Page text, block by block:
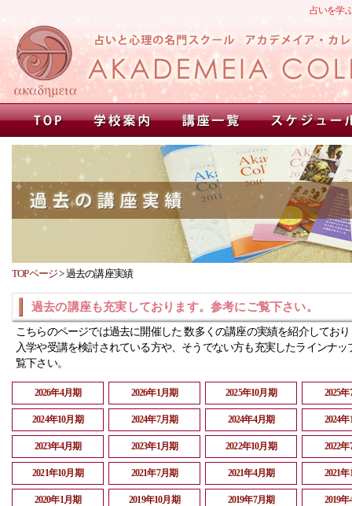
占いを学
TOPページ>過去の講座実績
過去の講座も充実しております。参考にご覧下さい。
こちらのページでは過去に開催した 数多くの講座の実績を紹介してお
入学や受講を検討されている方や、そうでない方も充実したラインナッ
覧下さい。
2026年4月期 2026年1月期 2025年10月期 2025
2024年10月期 2024年7月期 2024年4月期 2024
2023年4月期 2023年1月期 2022年10月期 2022
2021年10月期 2021年7月期 2021年4月期 2021
2020年1月期 2019年10月期 2019年7月期 2019